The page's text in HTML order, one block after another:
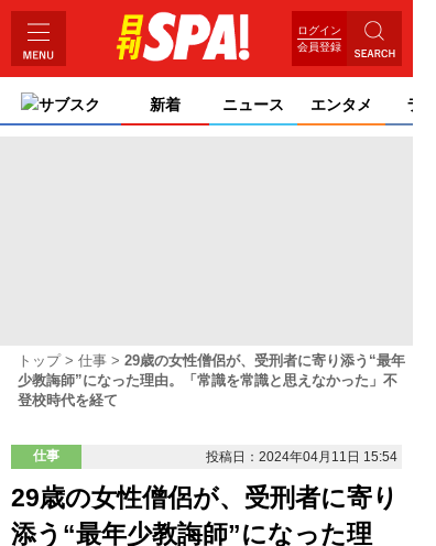
ログイン
会員登録
サブスク 新着 ニュース エンタメ ライ
トップ 仕事
29歳の女性僧侶が、受刑者に寄り添う“最年
少教誨師”になった理由。「常識を常識と思えなかった」不
登校時代を経て
仕事 投稿日：2024年04月11日 15:54
29歳の女性僧侶が、受刑者に寄り
添う“最年少教誨師”になった理